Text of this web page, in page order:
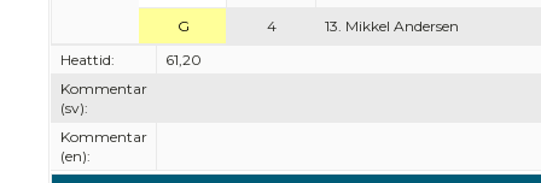
G
4
13. Mikkel Andersen
Heattid:
61,20
Kommentar
(sv):
Kommentar
(en):